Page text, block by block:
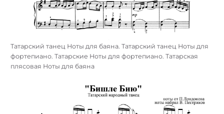
Татарский танец Ноты для баяна. Татарский танец Ноты для
фортепиано. Татарские Ноты для фортепиано. Татарская
плясовая Ноты для баяна